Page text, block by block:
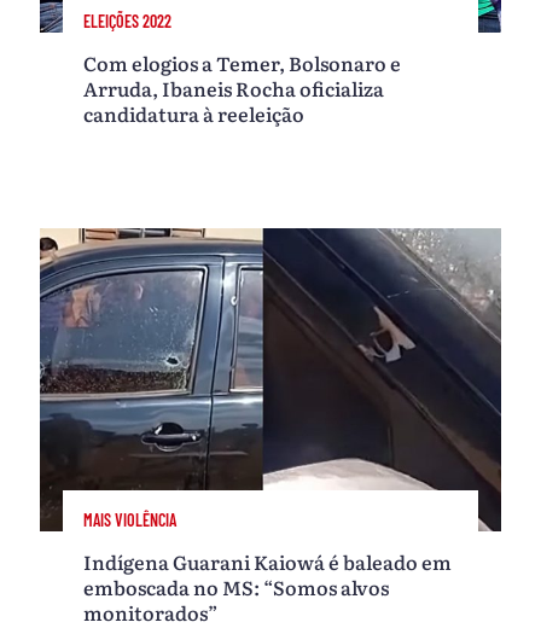
ELEIÇÕES 2022
Com elogios a Temer, Bolsonaro e
Arruda, Ibaneis Rocha oficializa
candidatura à reeleição
MAIS VIOLÊNCIA
Indígena Guarani Kaiowá é baleado em
emboscada no MS: “Somos alvos
monitorados”